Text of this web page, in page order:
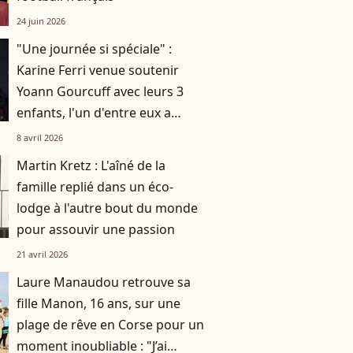
24 juin 2026
"Une journée si spéciale" :
Karine Ferri venue soutenir
Yoann Gourcuff avec leurs 3
enfants, l'un d'entre eux a
soufflé sa dixième bougie
8 avril 2026
Martin Kretz : L'aîné de la
famille replié dans un éco-
lodge à l'autre bout du monde
pour assouvir une passion
21 avril 2026
Laure Manaudou retrouve sa
fille Manon, 16 ans, sur une
plage de rêve en Corse pour un
moment inoubliable : "J’ai